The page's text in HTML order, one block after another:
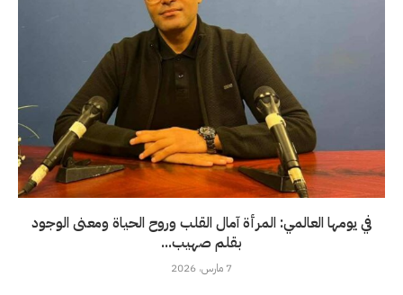
في يومها العالمي: المرأة آمال القلب وروح الحياة ومعنى الوجود
بقلم صهيب...
7 مارس، 2026